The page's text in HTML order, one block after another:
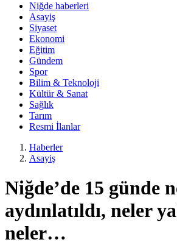
Niğde haberleri
Asayiş
Siyaset
Ekonomi
Eğitim
Gündem
Spor
Bilim & Teknoloji
Kültür & Sanat
Sağlık
Tarım
Resmi İlanlar
Haberler
Asayiş
Niğde’de 15 günde
aydınlatıldı, neler
neler…